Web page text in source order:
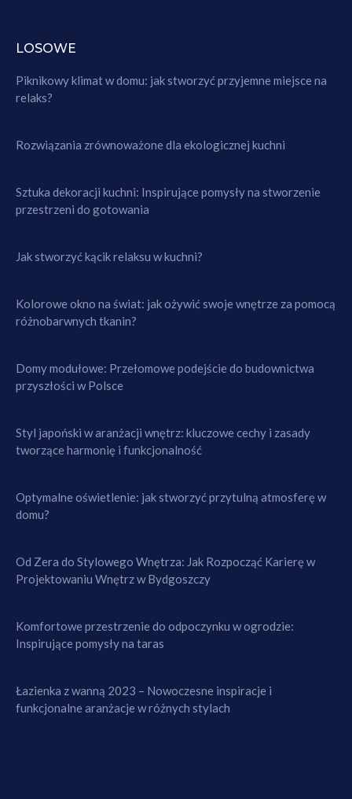
LOSOWE
Piknikowy klimat w domu: jak stworzyć przyjemne miejsce na
relaks?
Rozwiązania zrównoważone dla ekologicznej kuchni
Sztuka dekoracji kuchni: Inspirujące pomysły na stworzenie
przestrzeni do gotowania
Jak stworzyć kącik relaksu w kuchni?
Kolorowe okno na świat: jak ożywić swoje wnętrze za pomocą
różnobarwnych tkanin?
Domy modułowe: Przełomowe podejście do budownictwa
przyszłości w Polsce
Styl japoński w aranżacji wnętrz: kluczowe cechy i zasady
tworzące harmonię i funkcjonalność
Optymalne oświetlenie: jak stworzyć przytulną atmosferę w
domu?
Od Zera do Stylowego Wnętrza: Jak Rozpocząć Karierę w
Projektowaniu Wnętrz w Bydgoszczy
Komfortowe przestrzenie do odpoczynku w ogrodzie:
Inspirujące pomysły na taras
Łazienka z wanną 2023 – Nowoczesne inspiracje i
funkcjonalne aranżacje w różnych stylach